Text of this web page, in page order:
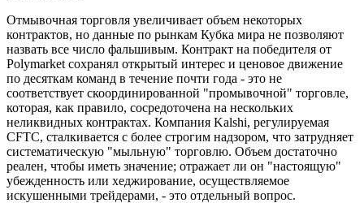
Отмывочная торговля увеличивает объем некоторых
контрактов, но данные по рынкам Кубка мира не позволяют
назвать все число фальшивым. Контракт на победителя от
Polymarket сохранял открытый интерес и ценовое движение
по десяткам команд в течение почти года - это не
соответствует скоординированной "промывочной" торговле,
которая, как правило, сосредоточена на нескольких
неликвидных контрактах. Компания Kalshi, регулируемая
CFTC, сталкивается с более строгим надзором, что затрудняет
систематическую "мыльную" торговлю. Объем достаточно
реален, чтобы иметь значение; отражает ли он "настоящую"
убежденность или хеджирование, осуществляемое
искушенными трейдерами, - это отдельный вопрос.